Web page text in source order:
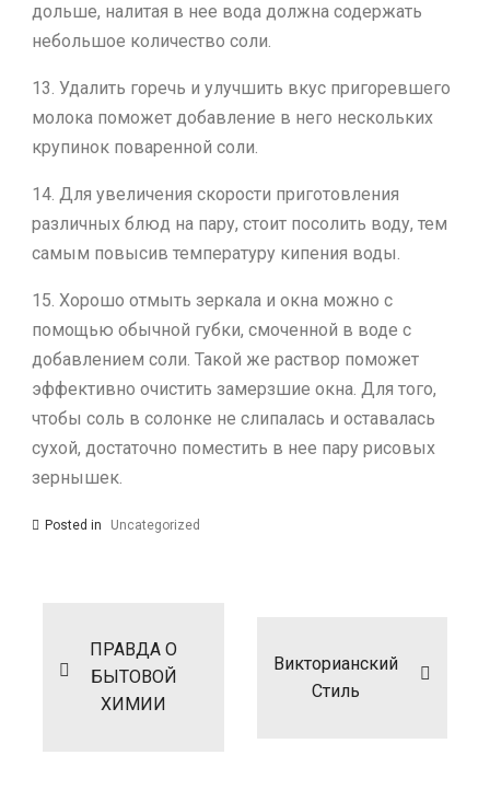
дольше, налитая в нее вода должна содержать
небольшое количество соли.
13. Удалить горечь и улучшить вкус пригоревшего
молока поможет добавление в него нескольких
крупинок поваренной соли.
14. Для увеличения скорости приготовления
различных блюд на пару, стоит посолить воду, тем
самым повысив температуру кипения воды.
15. Хорошо отмыть зеркала и окна можно с
помощью обычной губки, смоченной в воде с
добавлением соли. Такой же раствор поможет
эффективно очистить замерзшие окна. Для того,
чтобы соль в солонке не слипалась и оставалась
сухой, достаточно поместить в нее пару рисовых
зернышек.
Posted in Uncategorized
записямПРАВДА О
БЫТОВОЙ
ХИМИИ
Викторианский
Стиль